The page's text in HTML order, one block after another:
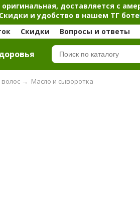
доставляется с
Скидки и удобство в нашем ТГ боте
Скидки Вопросы и ответы
→ Масло и сыворотка